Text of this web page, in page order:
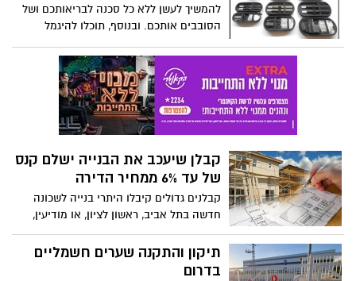
להמשיך לעשן ללא כל סכנה לבריאותכם ושל
הסובבים אותכם. ובנוסף, תוכלו להיגמל
סיגריה אלקטרונית משתלם תוך זמן קצר.
קבלן שיעכב את הבנייה ישלם קנס
של עד 6% ממחיר הדירה
קבלנים גדולים קיבלו היתרי בנייה לשכונה
חדשה בתל אביב, ראשון לציון, או מודיעין,
וכדי למקסם רווחים הם בונים בניין אחד,
ומעכבים את בניית שאר הבניינים, כדי ליצור
ביקושים גדולים ולהביא לעליית מחירים....
תיקון והתקנה שערים חשמליים
בדרום